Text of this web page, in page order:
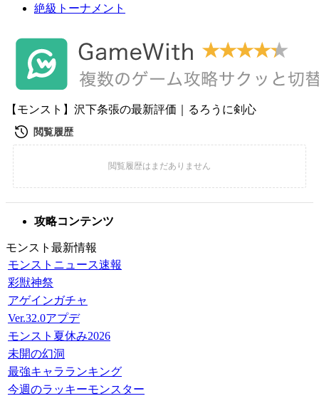
絶級トーナメント
【モンスト】沢下条張の最新評価｜るろうに剣心
攻略コンテンツ
モンスト最新情報
モンストニュース速報
彩獣神祭
アゲインガチャ
Ver.32.0アプデ
モンスト夏休み2026
未開の幻洞
最強キャラランキング
今週のラッキーモンスター